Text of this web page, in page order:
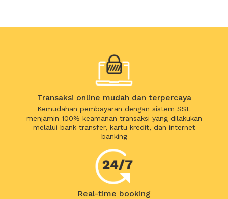
Transaksi online mudah dan terpercaya
Kemudahan pembayaran dengan sistem SSL
menjamin 100% keamanan transaksi yang dilakukan
melalui bank transfer, kartu kredit, dan internet
banking
Real-time booking